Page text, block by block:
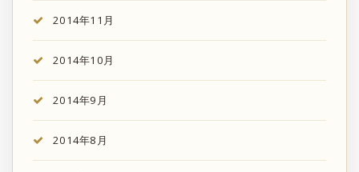
2014年11月
2014年10月
2014年9月
2014年8月